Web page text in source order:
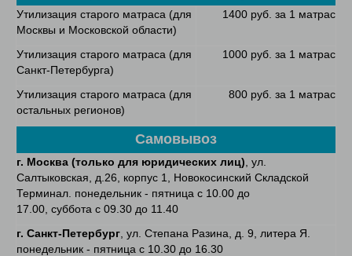
Утилизация старого матраса (для
Москвы и Московской области)
1400 руб. за 1 матрас
Утилизация старого матраса (для
Санкт-Петербурга)
1000 руб. за 1 матрас
Утилизация старого матраса (для
остальных регионов)
800 руб. за 1 матрас
Самовывоз
г. Москва (только для юридических лиц) , ул.
Салтыковская, д.26, корпус 1, Новокосинский Складской
Терминал. понедельник - пятница с 10.00 до
17.00, суббота с 09.30 до 11.40
г. Санкт-Петербург , ул. Степана Разина, д. 9, литера Я.
понедельник - пятница с 10.30 до 16.30